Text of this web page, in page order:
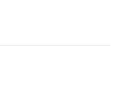
procesele de
o senzație de bine și de